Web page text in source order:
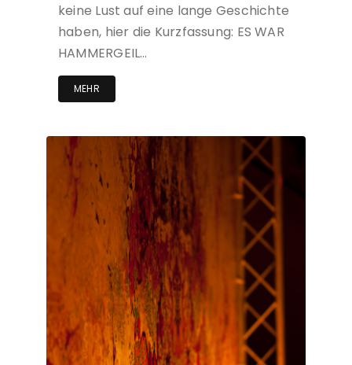
keine Lust auf eine lange Geschichte
haben, hier die Kurzfassung: ES WAR
HAMMERGEIL…
MEHR